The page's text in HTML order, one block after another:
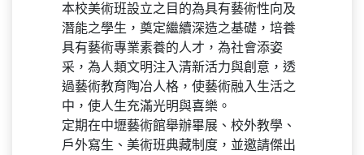
本校美術班設立之目的為具有藝術性向及
潛能之學生，奠定繼續深造之基礎，培養
具有藝術專業素養的人才，為社會添姿
采，為人類文明注入清新活力與創意，透
過藝術教育陶冶人格，使藝術融入生活之
中，使人生充滿光明與喜樂。
定期在中壢藝術館舉辦畢展、校外教學、
戶外寫生、美術班典藏制度，並邀請傑出